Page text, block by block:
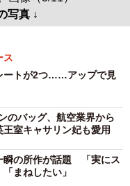
写真 ↓
ス
ートが2つ……アップで見
のバッグ、航空業界から
室キャサリン妃も愛用
の所作が話題 「実にス
まねしたい」